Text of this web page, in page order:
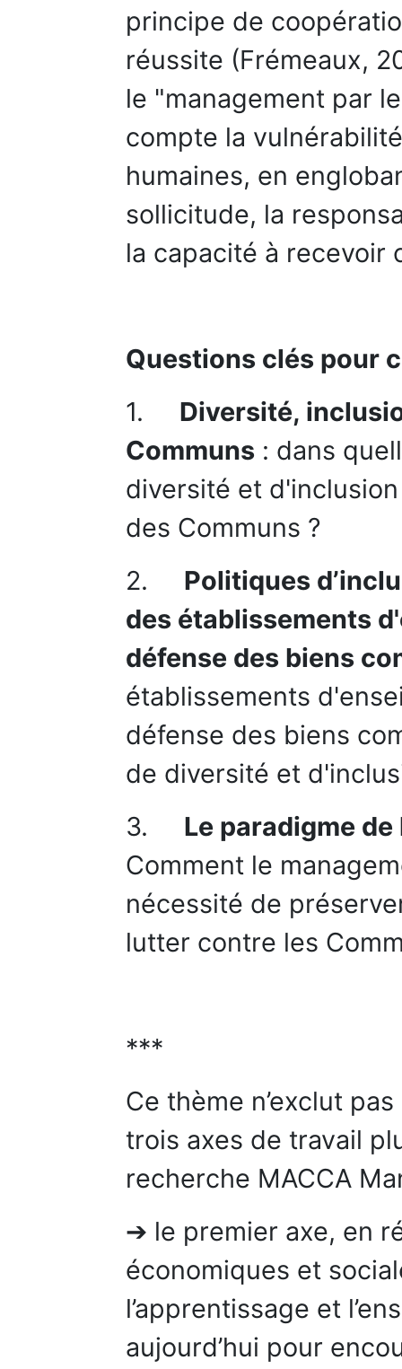
principe de
réussite (Frémeaux,
le "management par
compte la
humaines, en
sollicitude, la
la capacité à recevoir
Questions clés pour
1. Diversité,
Communs : dans
diversité et
des Communs ?
2. Politiques
des établissements
défense des biens
établissements
défense des biens
de diversité et
3. Le paradigme
Comment le
nécessité de
lutter contre les
***
Ce thème n’exclut
trois axes de travail
recherche MACCA
➔ le premier axe, en
économiques et
l’apprentissage et
aujourd’hui pour